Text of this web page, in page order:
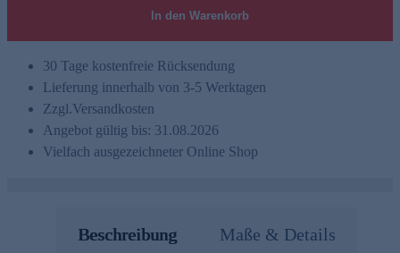
In den Warenkorb
30 Tage kostenfreie Rücksendung
Lieferung innerhalb von 3-5 Werktagen
Zzgl.Versandkosten
Angebot gültig bis: 31.08.2026
Vielfach ausgezeichneter Online Shop
Beschreibung Maße & Details